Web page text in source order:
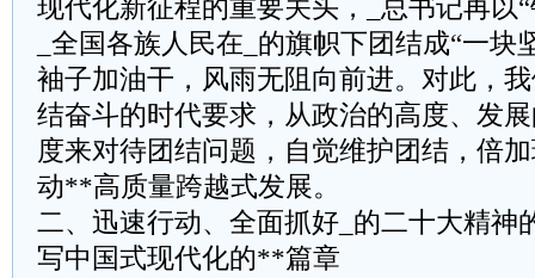
现代化新征程的重要关头，_总书记再以
_全国各族人民在_的旗帜下团结成“一块
袖子加油干，风雨无阻向前进。对此，
结奋斗的时代要求，从政治的高度、发
度来对待团结问题，自觉维护团结，倍
动**高质量跨越式发展。
二、迅速行动、全面抓好_的二十大精神
写中国式现代化的**篇章